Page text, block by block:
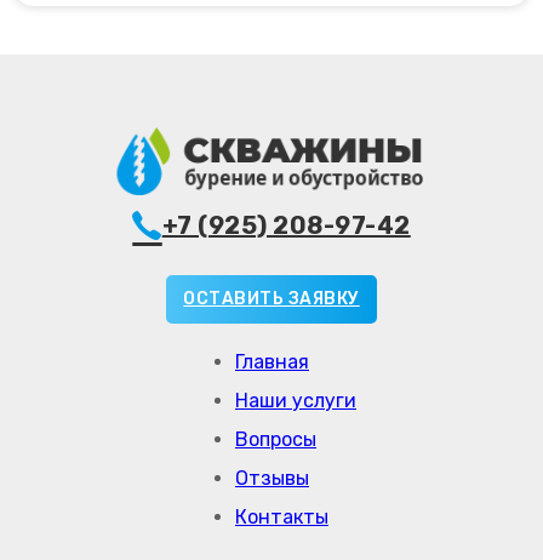
Главная
Наши услуги
Вопросы
Отзывы
Контакты
+7 (925) 208-97-42
ОСТАВИТЬ ЗАЯВКУ